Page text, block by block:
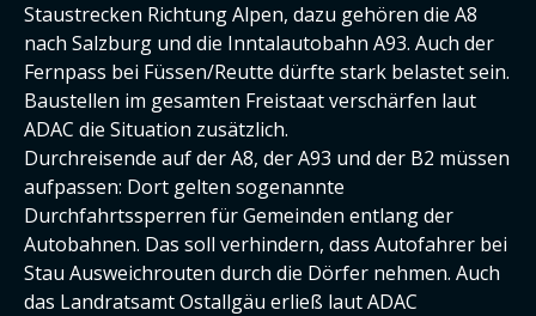
Staustrecken Richtung Alpen, dazu gehören die A8
nach Salzburg und die Inntalautobahn A93. Auch der
Fernpass bei Füssen/Reutte dürfte stark belastet sein.
Baustellen im gesamten Freistaat verschärfen laut
ADAC die Situation zusätzlich.
Durchreisende auf der A8, der A93 und der B2 müssen
aufpassen: Dort gelten sogenannte
Durchfahrtssperren für Gemeinden entlang der
Autobahnen. Das soll verhindern, dass Autofahrer bei
Stau Ausweichrouten durch die Dörfer nehmen. Auch
das Landratsamt Ostallgäu erließ laut ADAC